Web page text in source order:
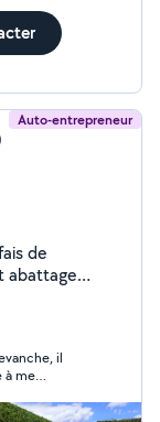
Auto-entrepreneur
je me
n'hésitez pas
100
il
à me
une